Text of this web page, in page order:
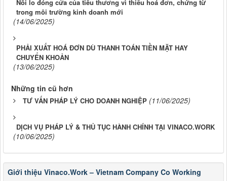
Nỗi lo đóng cửa của tiểu thương vì thiếu hoá đơn, chứng từ
trong môi trường kinh doanh mới
(14/06/2025)
PHẢI XUẤT HOÁ ĐƠN DÙ THANH TOÁN TIỀN MẶT HAY
CHUYỂN KHOẢN
(13/06/2025)
Những tin cũ hơn
TƯ VẤN PHÁP LÝ CHO DOANH NGHIỆP (11/06/2025)
DỊCH VỤ PHÁP LÝ & THỦ TỤC HÀNH CHÍNH TẠI VINACO.WORK
(10/06/2025)
Giới thiệu Vinaco.Work – Vietnam Company Co Working